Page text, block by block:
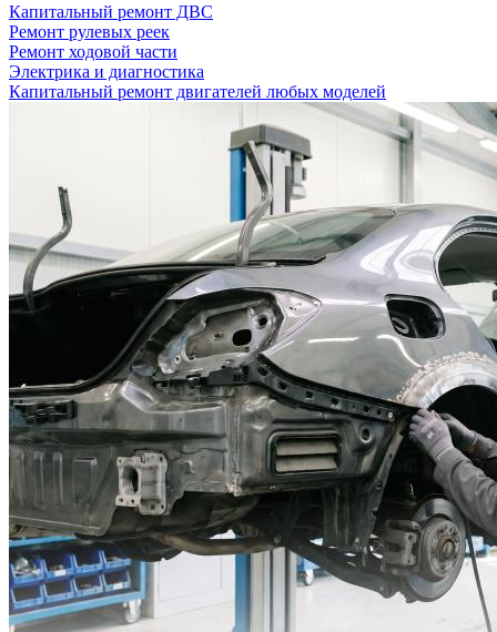
Капитальный ремонт ДВС
Ремонт рулевых реек
Ремонт ходовой части
Электрика и диагностика
Капитальный ремонт двигателей любых моделей